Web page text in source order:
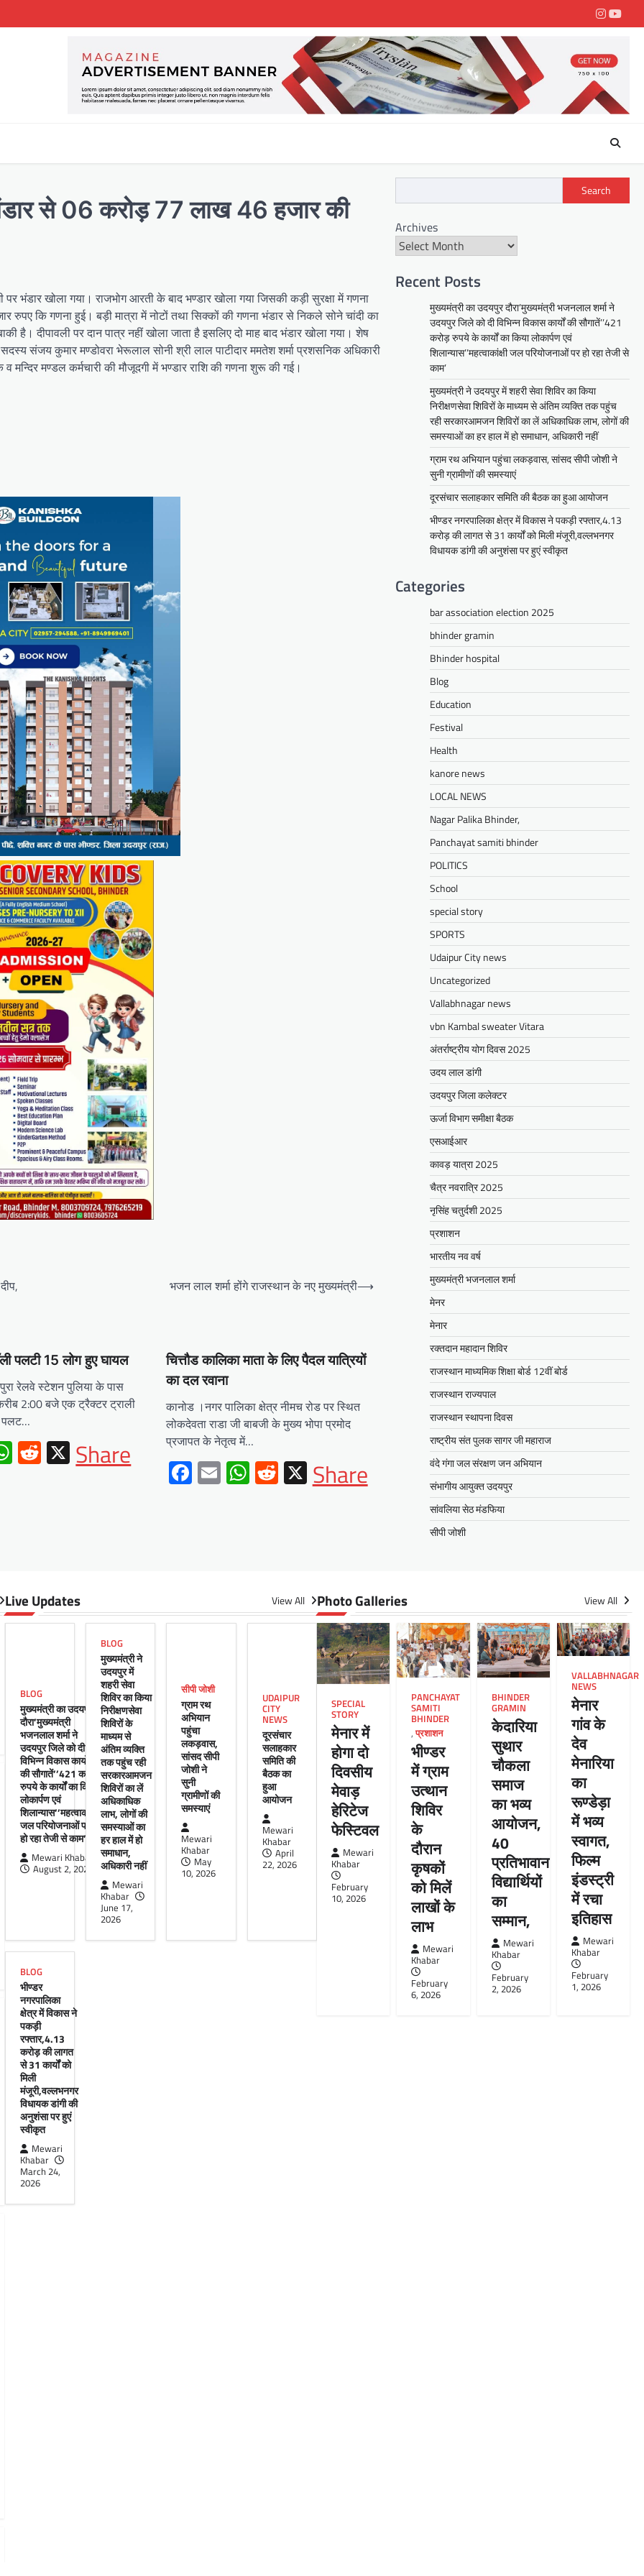
से 06 करोड़ 77 लाख 46 हजार की
भंडार खोला गया। राजभोग आरती के बाद भण्डार खोला गया जिसकी कड़ी सुरक्षा में गणना
कि गणना हुई। बड़ी मात्रा में नोटों तथा सिक्कों की गणना भंडार से निकले सोने चांदी का
दीपावली पर दान पात्र नहीं खोला जाता है इसलिए दो माह बाद भंडार खोला गया। शेष
संजय कुमार मण्डोवरा भेरूलाल सोनी श्री लाल पाटीदार ममतेश शर्मा प्रशसनिक अधिकारी
मण्डल कर्मचारी की मौजूदगी में भण्डार राशि की गणना शुरू की गई।
भजन लाल शर्मा होंगे राजस्थान के नए मुख्यमंत्री⟶
पलटी 15 लोग हुए घायल
रेलवे स्टेशन पुलिया के पास
2:00 बजे एक ट्रैक्टर ट्राली
पलट…
WhatsApp
Reddit
X
Share
चित्तौड कालिका माता के लिए पैदल यात्रियों
का दल रवाना
कानोड ।नगर पालिका क्षेत्र नीमच रोड पर स्थित
लोकदेवता राडा जी बाबजी के मुख्य भोपा प्रमोद
प्रजापत के नेतृत्व में…
Facebook
EmailWhatsApp
Reddit
XShare
Search
Archives
Recent Posts
मुख्यमंत्री का उदयपुर दौरा’मुख्यमंत्री भजनलाल शर्मा ने
उदयपुर जिले को दी विभिन्न विकास कार्यों की सौगातें’’421
करोड़ रुपये के कार्यों का किया लोकार्पण एवं
शिलान्यास’’महत्वाकांक्षी जल परियोजनाओं पर हो रहा तेजी से
काम’
मुख्यमंत्री ने उदयपुर में शहरी सेवा शिविर का किया
निरीक्षणसेवा शिविरों के माध्यम से अंतिम व्यक्ति तक पहुंच
रही सरकारआमजन शिविरों का लें अधिकाधिक लाभ, लोगों की
समस्याओं का हर हाल में हो समाधान, अधिकारी नहीं
ग्राम रथ अभियान पहुंचा लकड़वास, सांसद सीपी जोशी ने
सुनी ग्रामीणों की समस्याएं
दूरसंचार सलाहकार समिति की बैठक का हुआ आयोजन
भीण्डर नगरपालिका क्षेत्र में विकास ने पकड़ी रफ्तार,4.13
करोड़ की लागत से 31 कार्यों को मिली मंजूरी,वल्लभनगर
विधायक डांगी की अनुशंसा पर हुएं स्वीकृत
Categories
bar association election 2025
bhinder gramin
Bhinder hospital
Blog
Education
Festival
Health
kanore news
LOCAL NEWS
Nagar Palika Bhinder,
Panchayat samiti bhinder
POLITICS
School
special story
SPORTS
Udaipur City news
Uncategorized
Vallabhnagar news
vbn Kambal sweater Vitara
अंतर्राष्ट्रीय योग दिवस 2025
उदय लाल डांगी
उदयपुर जिला कलेक्टर
ऊर्जा विभाग समीक्षा बैठक
एसआईआर
कावड़ यात्रा 2025
चैत्र नवरात्रि 2025
नृसिंह चतुर्दशी 2025
प्रशाशन
भारतीय नव वर्ष
मुख्यमंत्री भजनलाल शर्मा
मेनर
मेनार
रक्तदान महादान शिविर
राजस्थान माध्यमिक शिक्षा बोर्ड 12वीं बोर्ड
राजस्थान राज्यपाल
राजस्थान स्थापना दिवस
राष्ट्रीय संत पुलक सागर जी महाराज
वंदे गंगा जल संरक्षण जन अभियान
संभागीय आयुक्त उदयपुर
सांवलिया सेठ मंडफिया
सीपी जोशी
Live Updates View All
BLOG
मुख्यमंत्री का उदयपुर
दौरा’मुख्यमंत्री
भजनलाल शर्मा ने
उदयपुर जिले को दी
विभिन्न विकास कार्यों
की सौगातें’’421 करोड़
रुपये के कार्यों का किया
लोकार्पण एवं
शिलान्यास’’महत्वाकांक्षी
जल परियोजनाओं पर
हो रहा तेजी से काम’
Mewari Khabar
August 2, 2026
BLOG
मुख्यमंत्री ने
उदयपुर में
शहरी सेवा
शिविर का किया
निरीक्षणसेवा
शिविरों के
माध्यम से
अंतिम व्यक्ति
तक पहुंच रही
सरकारआमजन
शिविरों का लें
अधिकाधिक
लाभ, लोगों की
समस्याओं का
हर हाल में हो
समाधान,
अधिकारी नहीं
Mewari
Khabar
June 17,
2026
सीपी जोशी
ग्राम रथ
अभियान
पहुंचा
लकड़वास,
सांसद सीपी
जोशी ने
सुनी
ग्रामीणों की
समस्याएं
Mewari
Khabar
May
10, 2026
UDAIPUR
CITY
NEWS
दूरसंचार
सलाहकार
समिति की
बैठक का
हुआ
आयोजन
Mewari
Khabar
April
22, 2026
BLOG
भीण्डर
नगरपालिका
क्षेत्र में विकास ने
पकड़ी
रफ्तार,4.13
करोड़ की लागत
से 31 कार्यों को
मिली
मंजूरी,वल्लभनगर
विधायक डांगी की
अनुशंसा पर हुएं
स्वीकृत
Mewari
Khabar
March 24,
2026
Photo Galleries View All
SPECIAL
STORY
मेनार में
होगा दो
दिवसीय
मेवाड़
हेरिटेज
फेस्टिवल
Mewari
Khabar
February
10, 2026
PANCHAYAT
SAMITI
BHINDER
,प्रशाशन
भीण्डर
में ग्राम
उत्थान
शिविर
के
दौरान
कृषकों
को मिलें
लाखों के
लाभ
Mewari
Khabar
February
6, 2026
BHINDER
GRAMIN
केदारिया
सुथार
चौकला
समाज
का भव्य
आयोजन,
40
प्रतिभावान
विद्यार्थियों
का
सम्मान,
Mewari
Khabar
February
2, 2026
VALLABHNAGAR
NEWS
मेनार
गांव के
देव
मेनारिया
का
रूण्डेड़ा
में भव्य
स्वागत,
फिल्म
इंडस्ट्री
में रचा
इतिहास
Mewari
Khabar
February
1, 2026